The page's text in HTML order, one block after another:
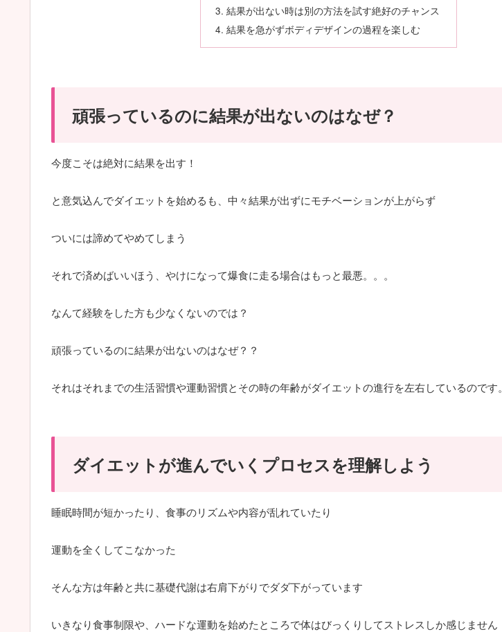
結果が出ない時は別の方法を試す絶好のチャンス
結果を急がずボディデザインの過程を楽しむ
頑張っているのに結果が出ないのはなぜ？
今度こそは絶対に結果を出す！
と意気込んでダイエットを始めるも、中々結果が出ずにモチベーションが上がらず
ついには諦めてやめてしまう
それで済めばいいほう、やけになって爆食に走る場合はもっと最悪。。。
なんて経験をした方も少なくないのでは？
頑張っているのに結果が出ないのはなぜ？？
それはそれまでの生活習慣や運動習慣とその時の年齢がダイエットの進行を左右しているのです。
ダイエットが進んでいくプロセスを理解しよう
睡眠時間が短かったり、食事のリズムや内容が乱れていたり
運動を全くしてこなかった
そんな方は年齢と共に基礎代謝は右肩下がりでダダ下がっています
いきなり食事制限や、ハードな運動を始めたところで体はびっくりしてストレスしか感じません